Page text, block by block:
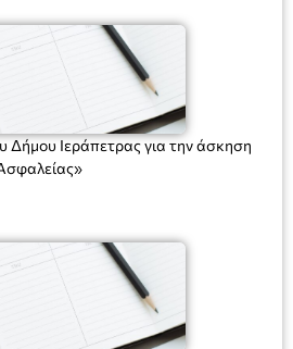
Δήμου Ιεράπετρας για την άσκηση